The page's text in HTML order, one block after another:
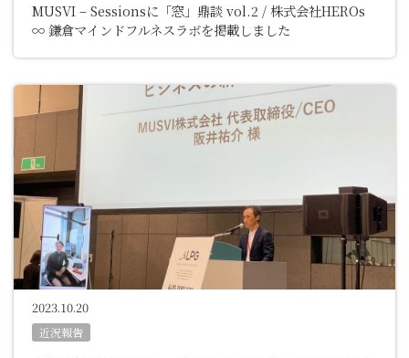
MUSVI – Sessionsに「窓」鼎談 vol.2 / 株式会社HEROs
∞ 鎌倉マインドフルネスラボを掲載しました
2023.10.20
近況報告